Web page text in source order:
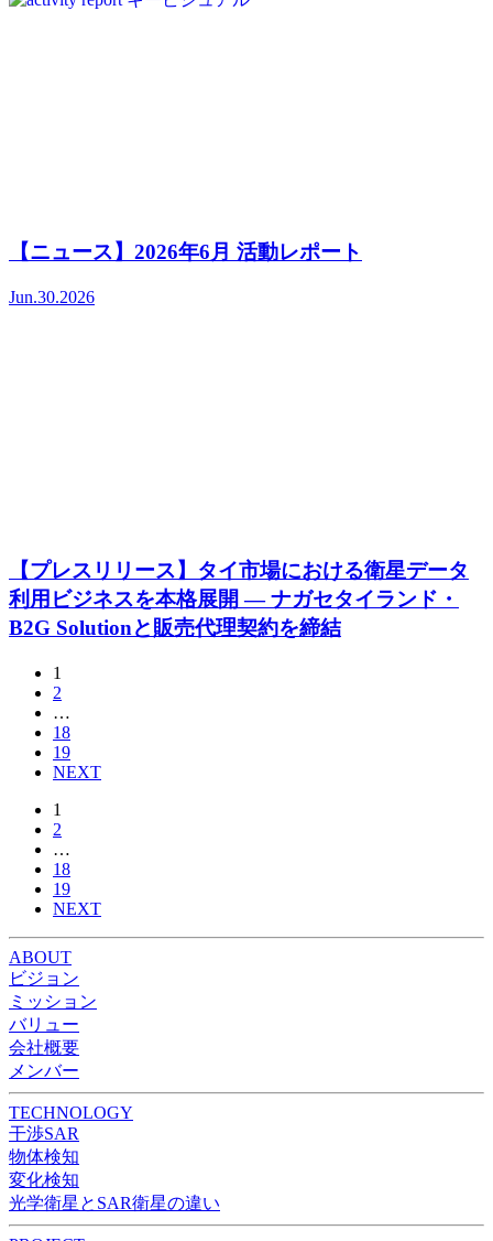
【ニュース】2026年6月 活動レポート
Jun.30.2026
【プレスリリース】タイ市場における衛星データ
利用ビジネスを本格展開 — ナガセタイランド・
B2G Solutionと販売代理契約を締結
1
2
…
18
19
NEXT
1
2
…
18
19
NEXT
ABOUT
ビジョン
ミッション
バリュー
会社概要
メンバー
TECHNOLOGY
干渉SAR
物体検知​​
変化検知​
光学衛星とSAR衛星の違い